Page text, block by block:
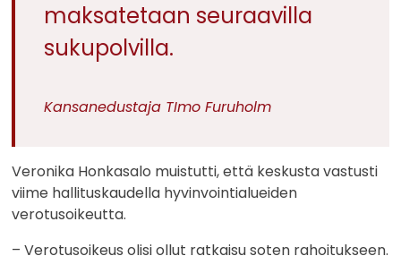
maksatetaan seuraavilla
sukupolvilla.
Kansanedustaja TImo Furuholm
Veronika Honkasalo muistutti, että keskusta vastusti
viime hallituskaudella hyvinvointialueiden
verotusoikeutta.
– Verotusoikeus olisi ollut ratkaisu soten rahoitukseen.